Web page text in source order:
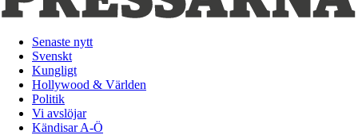
Senaste nytt
Svenskt
Kungligt
Hollywood & Världen
Politik
Vi avslöjar
Kändisar A-Ö